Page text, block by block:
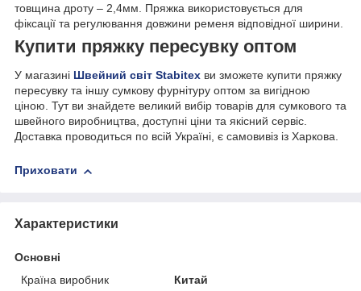
товщина дроту – 2,4мм. Пряжка використовується для
фіксації та регулювання довжини ременя відповідної ширини.
Купити пряжку пересувку оптом
У магазині Швейний світ Stabitex ви зможете купити пряжку
пересувку та іншу сумкову фурнітуру оптом за вигідною
ціною. Тут ви знайдете великий вибір товарів для сумкового та
швейного виробництва, доступні ціни та якісний сервіс.
Доставка проводиться по всій Україні, є самовивіз із Харкова.
Приховати
Характеристики
Основні
Країна виробник
Китай